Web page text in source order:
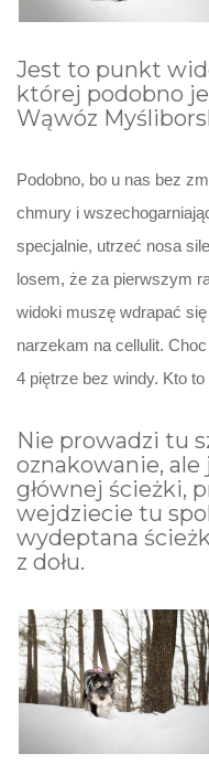
Jest to punkt
której podobno
Wąwóz
Podobno, bo u nas bez
chmury i
specjalnie, utrzeć nosa
losem, że za pierwszym
widoki muszę wdrapać
narzekam na cellulit.
4 piętrze bez windy. Kto to
Nie prowadzi tu
oznakowanie,
głównej ścieżki,
wejdziecie tu
wydeptana
z dołu.